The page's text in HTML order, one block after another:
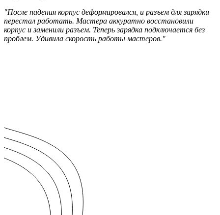
"После падения корпус деформировался, и разъем для зарядки
перестал работать. Мастера аккуратно восстановили
корпус и заменили разъем. Теперь зарядка подключается без
проблем. Удивила скорость работы мастеров."